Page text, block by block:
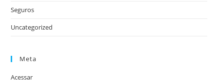
Seguros
Uncategorized
Meta
Acessar